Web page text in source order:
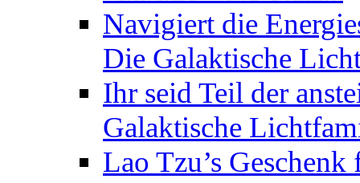
Navigiert die
Die Galaktische
Ihr seid Teil der
Galaktische
Lao Tzu’s